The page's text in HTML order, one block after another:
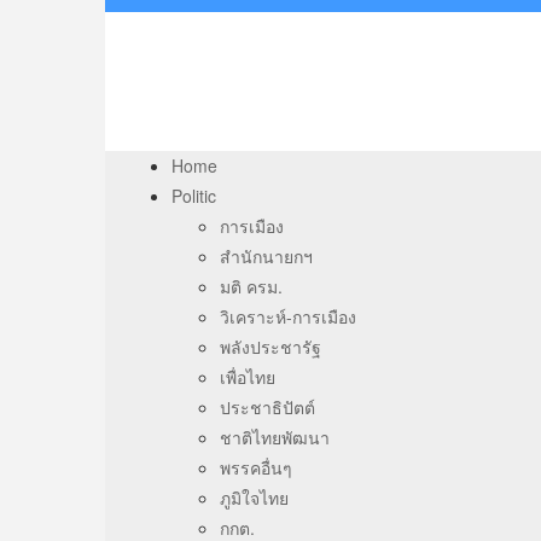
Home
Politic
การเมือง
สำนักนายกฯ
มติ ครม.
วิเคราะห์-การเมือง
พลังประชารัฐ
เพื่อไทย
ประชาธิปัตต์
ชาติไทยพัฒนา
พรรคอื่นๆ
ภูมิใจไทย
กกต.